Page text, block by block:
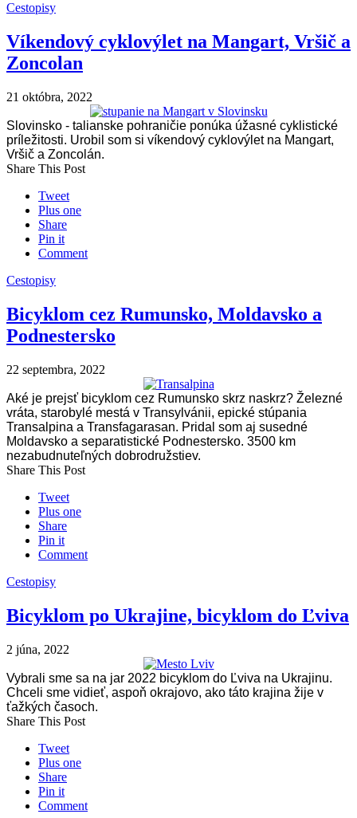
Cestopisy
Víkendový cyklovýlet na Mangart, Vršič a
Zoncolan
21 októbra, 2022
Slovinsko - talianske pohraničie ponúka úžasné cyklistické
príležitosti. Urobil som si víkendový cyklovýlet na Mangart,
Vršič a Zoncolán.
Share This Post
Tweet
Plus one
Share
Pin it
Comment
Cestopisy
Bicyklom cez Rumunsko, Moldavsko a
Podnestersko
22 septembra, 2022
Aké je prejsť bicyklom cez Rumunsko skrz naskrz? Železné
vráta, starobylé mestá v Transylvánii, epické stúpania
Transalpina a Transfagarasan. Pridal som aj susedné
Moldavsko a separatistické Podnestersko. 3500 km
nezabudnuteľných dobrodružstiev.
Share This Post
Tweet
Plus one
Share
Pin it
Comment
Cestopisy
Bicyklom po Ukrajine, bicyklom do Ľviva
2 júna, 2022
Vybrali sme sa na jar 2022 bicyklom do Ľviva na Ukrajinu.
Chceli sme vidieť, aspoň okrajovo, ako táto krajina žije v
ťažkých časoch.
Share This Post
Tweet
Plus one
Share
Pin it
Comment